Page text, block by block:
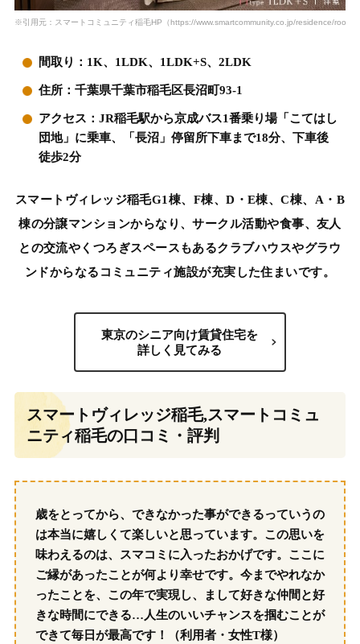
※引用元：スマートコミュニティ稲毛HP（https://www.smartcommunity.co.jp/residence/
間取り：1K、1LDK、1LDK+S、2LDK
住所：千葉県千葉市稲毛区長沼町93-1
アクセス：JR稲毛駅から京成バス1番乗り場「こてはし
団地」に乗車、「長沼」停留所下車まで18分、下車後
徒歩2分
スマートヴィレッジ稲毛G1棟、F棟、D・E棟、C棟、A・B
棟の分譲マンションからなり、サークル活動や食事、友人
との交流やくつろぎスペースもあるクラブハウスやグラウ
ンドからなるコミュニティ施設が充実した住まいです。
東京のシニア向け賃貸住宅を
詳しく見てみる
スマートヴィレッジ稲毛,スマートコミュ
ニティ稲毛の口コミ・評判
歳をとってから、できなかった事ができるっていうの
は本当に嬉しくて楽しいと思っています。この思いを
味わえるのは、スマコミに入ったおかげです。ここに
ご縁があったことが何より幸せです。今までやれなか
ったことを、この年で実現し、まして好きな仲間と好
きな時間にできる…人生のいいチャンスを掴むことが
できて毎日が最高です！（利用者・女性T様）